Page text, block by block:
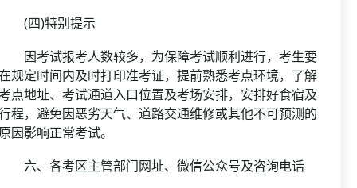
四)特别提示
考试报考人数较多，为保障考试顺利进行，考生要
规定时间内及时打印准考证，提前熟悉考点环境，了解
点地址、考试通道入口位置及考场安排，安排好食宿及
程，避免因恶劣天气、道路交通维修或其他不可预测的
因影响正常考试。
、各考区主管部门网址、微信公众号及咨询电话